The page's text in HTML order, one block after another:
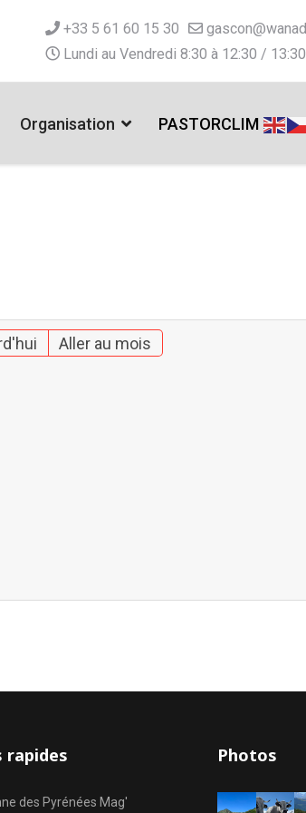
+33 5 61 60 15 30
Lundi au Vendredi 8:30 à 12:30 /
Organisation PASTORCLIM
Aller au mois
rapides
des Pyrénées Mag'
Photos